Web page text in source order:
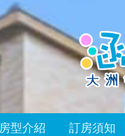
房型介紹 訂房須知